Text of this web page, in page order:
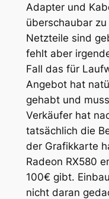
Adapter und
überschaubar
Netzteile sind
fehlt aber
Fall das für
Angebot hat
gehabt und
Verkäufer hat
tatsächlich die
der Grafikkarte
Radeon RX580
100€ gibt.
nicht daran